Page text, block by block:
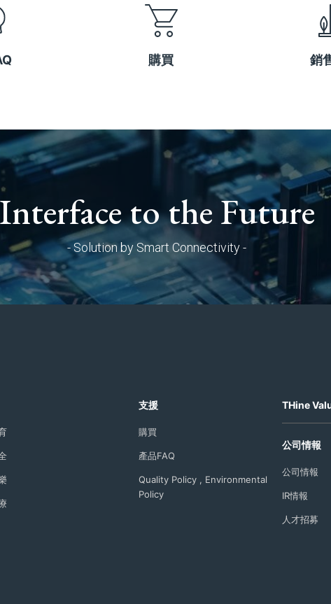
購買 銷
Interface to the Future
- Solution by Smart Connectivity -
支援
購買
產品FAQ
Quality Policy , Environmental
Policy
THine
公司情報
公司情報
IR情報
人才招募